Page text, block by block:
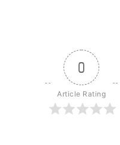
0
Article Rating